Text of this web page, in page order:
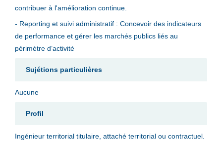
contribuer à l'amélioration continue.
- Reporting et suivi administratif : Concevoir des indicateurs
de performance et gérer les marchés publics liés au
périmètre d’activité
Sujétions particulières
Aucune
Profil
Ingénieur territorial titulaire, attaché territorial ou contractuel.